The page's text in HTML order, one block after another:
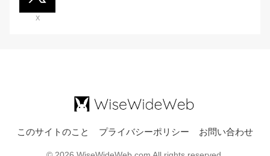
X
このサイトのこと プライバシーポリシー お問い合わせ